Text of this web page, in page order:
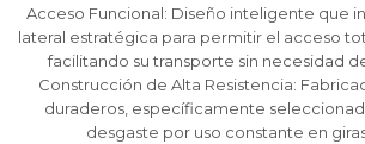
Acceso Funcional: Diseño inteligente que
lateral estratégica para permitir el acceso
facilitando su transporte sin necesidad
Construcción de Alta Resistencia:
duraderos, específicamente
desgaste por uso constante en
Fecha de nacimiento
Día Mes Año
Continuar
Elegís Pago Después como
* sujeto a aprobación crediticia. El
puede variar por comercio
Fecha de nacimiento
Día Mes Año
Continuar
Elegís Pago Después como
* sujeto a aprobación crediticia. El
puede variar por comercio
Fecha de nacimiento
Día Mes Año
Continuar
Elegís Pago Después como
* sujeto a aprobación crediticia. El
puede variar por comercio